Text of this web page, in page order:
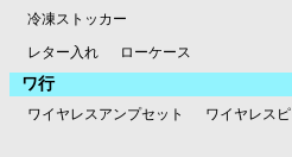
冷凍ストッカー
レター入れ
ローケース
ワ行
ワイヤレスアンプセット ワイヤレス